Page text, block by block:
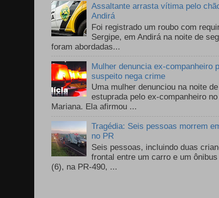
Assaltante arrasta vítima pelo
Andirá
Foi registrado um roubo com
Sergipe, em Andirá na noite de
foram abordadas...
Mulher denuncia ex-companheiro
suspeito nega crime
Uma mulher denunciou na noite
estuprada pelo ex-companheiro
Mariana. Ela afirmou ...
Tragédia: Seis pessoas morrem
no PR
Seis pessoas, incluindo duas
frontal entre um carro e um
(6), na PR-490, ...